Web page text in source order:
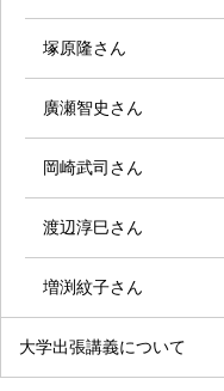
塚原隆さん
廣瀬智史さん
岡崎武司さん
渡辺淳巳さん
増渕紋子さん
大学出張講義について